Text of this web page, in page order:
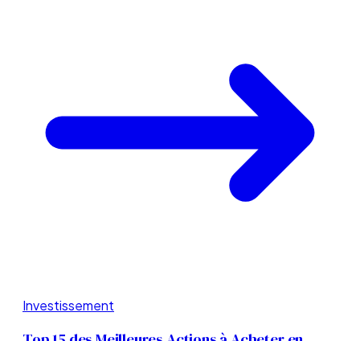
Investissement